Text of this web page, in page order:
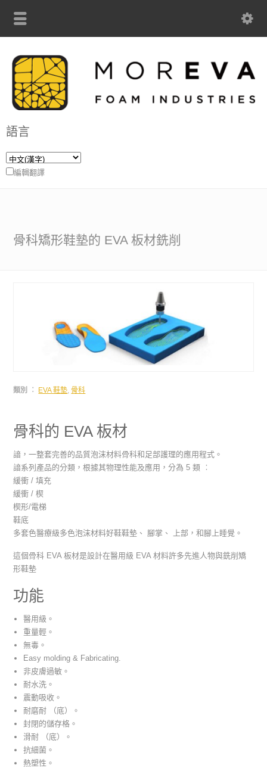
語言
編輯翻譯
骨科矯形鞋墊的 EVA 板材銑削
類別 ︰ EVA 鞋墊 骨科
骨科的 EVA 板材
諳，一整套完善的品質泡沫材料骨科和足部護理的應用程式。
諳系列產品的分類，根據其物理性能及應用，分為 5 類 ︰
緩衝 / 填充
緩衝 / 楔
楔形/電梯
鞋底
多套色醫療級多色泡沫材料好鞋鞋墊、 腳掌、 上部，和腳上睡覺。
這個骨科 EVA 板材是設計在醫用級 EVA 材料許多先進人物與銑削矯
形鞋墊
功能
醫用級。
重量輕。
無毒。
Easy molding & Fabricating.
非皮膚過敏。
耐水洗。
震動吸收。
耐磨耐 （底）。
封閉的儲存格。
滑耐 （底）。
抗細菌。
熱塑性。